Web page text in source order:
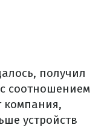
получил
соотношением
компания,
устройств